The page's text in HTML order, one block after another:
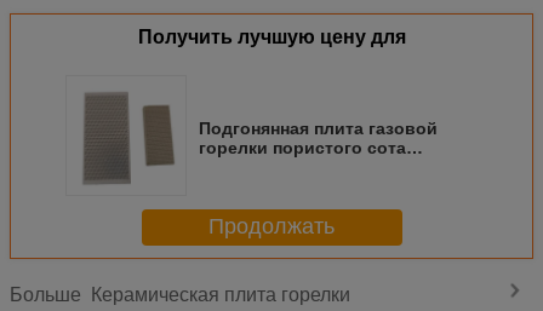
Получить лучшую цену для
Подгонянная плита газовой
горелки пористого сота
Продолжать
Больше Керамическая плита горелки